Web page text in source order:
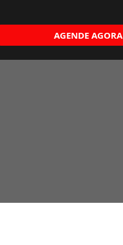
AGENDE AGORA